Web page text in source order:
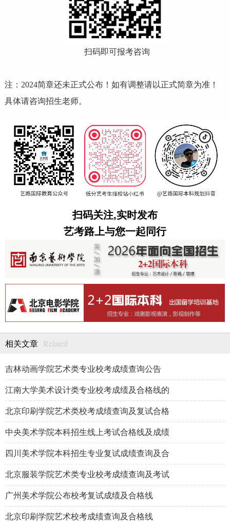
扫码即可报考咨询
注：2024简章还未正式公布！如有调整请以正式简章为准！
具体请咨询招生老师。
扫码关注,实时发布
艺考路上与您一起同行
相关文章 Related
吉林动画学院艺术类专业校考成绩查询公告
江南大学美术设计类专业校考成绩及合格线的
北京印刷学院艺术类校考成绩查询及复试合格
中央美术学院本科招生线上考试合格线及成绩
四川美术学院本科招生专业复试成绩查询及合
北京服装学院艺术类专业校考成绩查询及考试
广州美术学院公布校考复试成绩及合格线
北京印刷学院艺术校考成绩查询及合格线